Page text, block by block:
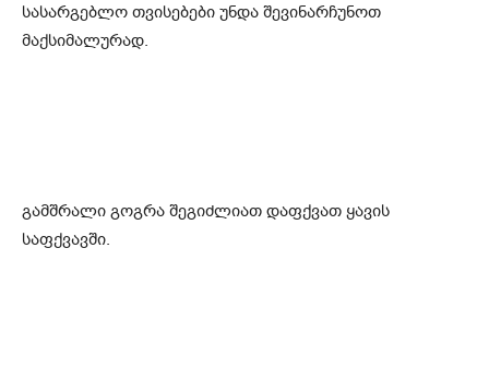
სასარგებლო თვისებები უნდა შევინარჩუნოთ
მაქსიმალურად.
გამშრალი გოგრა შეგიძლიათ დაფქვათ ყავის
საფქვავში.